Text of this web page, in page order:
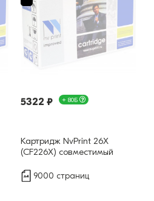
5322 ₽ + 80Б
Картридж NvPrint 26X
(CF226X) совместимый
9000 страниц